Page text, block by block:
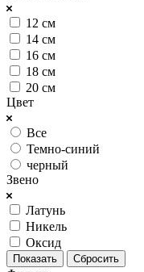
12 см
14 см
16 см
18 см
20 см
Цвет
Все
Темно-синий
черный
Звено
Латунь
Никель
Оксид
Сбросить